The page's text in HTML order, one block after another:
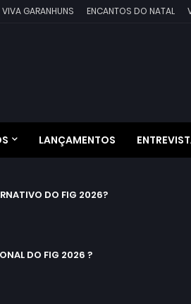
VIVA GARANHUNS ENCANTOS DO NATAL
LANÇAMENTOS
DO FIG 2026?
DO FIG 2026 ?